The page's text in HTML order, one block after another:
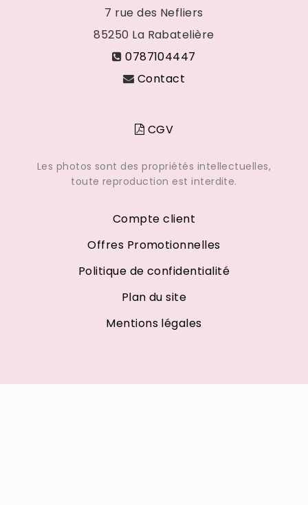
7 rue des Nefliers
85250 La Rabatelière
0787104447
Contact
CGV
Les photos sont des propriétés intellectuelles,
toute reproduction est interdite.
Compte client
Offres Promotionnelles
Politique de confidentialité
Plan du site
Mentions légales